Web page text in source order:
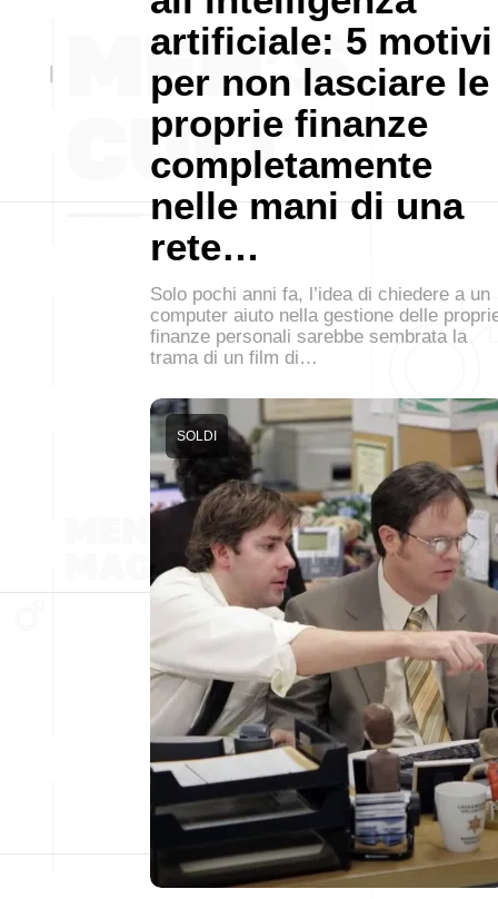
artificiale: 5 motivi
per non lasciare le
proprie finanze
completamente
nelle mani di una
rete…
Solo pochi anni fa, l’idea di chiedere a un
computer aiuto nella gestione delle
finanze personali sarebbe sembrata la
trama di un film di…
SOLDI